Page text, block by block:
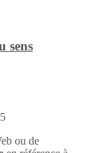
sens
ou de